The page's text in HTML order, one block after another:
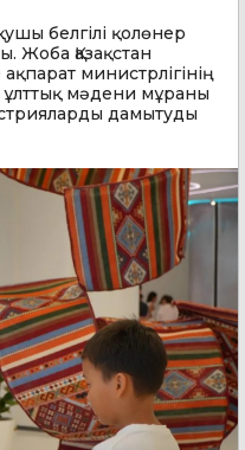
белгілі қолөнер
Жоба Қазақстан
министрлігінің
мәдени мұраны
дамытуды